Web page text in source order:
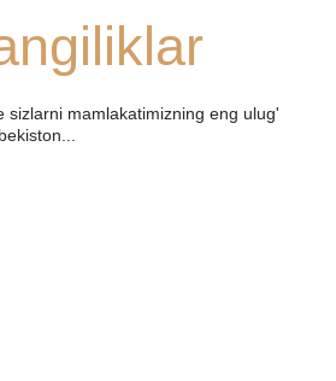
sizlarni mamlakatimizning eng ulug'